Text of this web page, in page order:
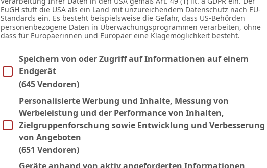
Ergebnis
2:1
19`
N 1:2 29`
EuGH stuft die USA als ein Land mit unzureichendem Datenschutz nach EU-
Standards ein. Es besteht beispielsweise die Gefahr, dass US-Behörden
personenbezogene Daten in Überwachungsprogrammen verarbeiten, ohne
dass für Europäerinnen und Europäer eine Klagemöglichkeit besteht.
Im Folgenden finden Sie eine Liste der Zwecke des IAB Transparency and
Speichern von oder Zugriff auf Informationen auf einem
Endgerät
(645 Vendoren)
Personalisierte Werbung und Inhalte, Messung von
Werbeleistung und der Performance von Inhalten,
Zielgruppenforschung sowie Entwicklung und Verbesserung
von Angeboten
(651 Vendoren)